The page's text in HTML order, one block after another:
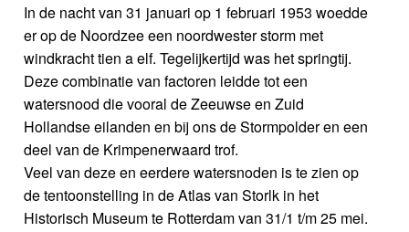
In de nacht van 31 januari op 1 februari 1953 woedde
er op de Noordzee een noordwester storm met
windkracht tien a elf. Tegelijkertijd was het springtij.
Deze combinatie van factoren leidde tot een
watersnood die vooral de Zeeuwse en Zuid
Hollandse eilanden en bij ons de Stormpolder en een
deel van de Krimpenerwaard trof.
Veel van deze en eerdere watersnoden is te zien op
de tentoonstelling in de Atlas van Storlk in het
Historisch Museum te Rotterdam van 31/1 t/m 25 mei.